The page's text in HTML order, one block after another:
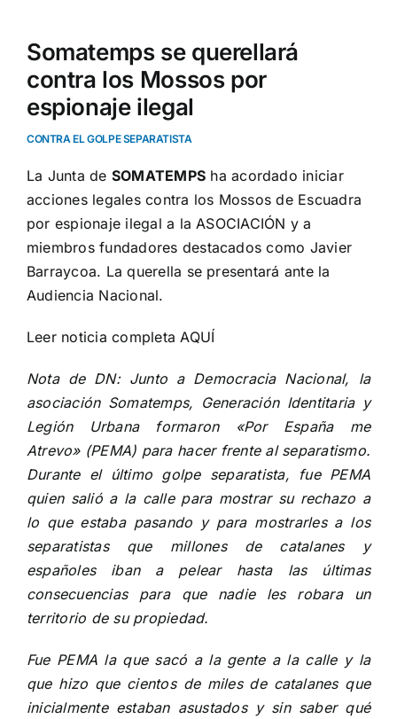
Somatemps se querellará
contra los Mossos por
espionaje ilegal
CONTRA EL GOLPE SEPARATISTA
La Junta de SOMATEMPS ha acordado iniciar
acciones legales contra los Mossos de Escuadra
por espionaje ilegal a la ASOCIACIÓN y a
miembros fundadores destacados como Javier
Barraycoa. La querella se presentará ante la
Audiencia Nacional.
Leer noticia completa AQUÍ
Nota de DN: Junto a Democracia Nacional, la
asociación Somatemps, Generación Identitaria y
Legión Urbana formaron «Por España me
Atrevo» (PEMA) para hacer frente al separatismo.
Durante el último golpe separatista, fue PEMA
quien salió a la calle para mostrar su rechazo a
lo que estaba pasando y para mostrarles a los
separatistas que millones de catalanes y
españoles iban a pelear hasta las últimas
consecuencias para que nadie les robara un
territorio de su propiedad.
Fue PEMA la que sacó a la gente a la calle y la
que hizo que cientos de miles de catalanes que
inicialmente estaban asustados y sin saber qué